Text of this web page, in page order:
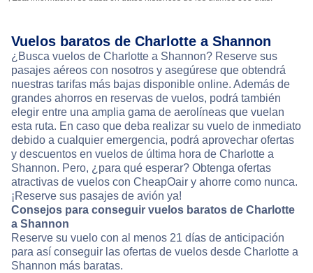
Vuelos baratos de Charlotte a Shannon
¿Busca vuelos de Charlotte a Shannon? Reserve sus
pasajes aéreos con nosotros y asegúrese que obtendrá
nuestras tarifas más bajas disponible online. Además de
grandes ahorros en reservas de vuelos, podrá también
elegir entre una amplia gama de aerolíneas que vuelan
esta ruta. En caso que deba realizar su vuelo de inmediato
debido a cualquier emergencia, podrá aprovechar ofertas
y descuentos en vuelos de última hora de Charlotte a
Shannon. Pero, ¿para qué esperar? Obtenga ofertas
atractivas de vuelos con CheapOair y ahorre como nunca.
¡Reserve sus pasajes de avión ya!
Consejos para conseguir vuelos baratos de Charlotte
a Shannon
Reserve su vuelo con al menos 21 días de anticipación
para así conseguir las ofertas de vuelos desde Charlotte a
Shannon más baratas.